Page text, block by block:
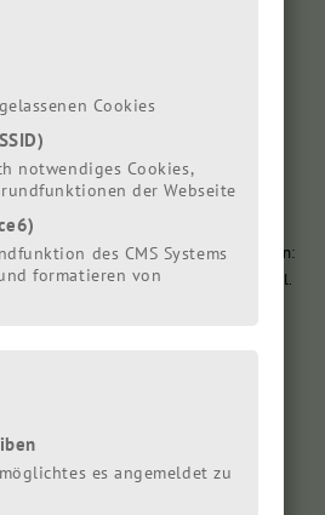
Cookies
notwendiges Cookies,
der Webseite
des CMS Systems
formatieren von
es angemeldet zu
Grünen Kreisverbandes in Stadt und
Gäste sind gerne willkommen. Themen:
nächstes Jahr, Aktuelles, Kommunalwahl.
DIE GRÜNEN